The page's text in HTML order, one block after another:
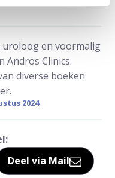
uroloog en voormalig
Andros Clinics.
diverse boeken
2024
Deel via Mail
Delen via de